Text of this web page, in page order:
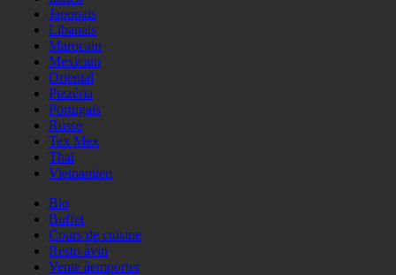
Japonais
Libanais
Marocain
Mexicain
Oriental
Pizzéria
Portugais
Russe
Tex Mex
Thaï
Vietnamien
Bio
Buffet
Cours de cuisine
Resto àvin
Vente àemporter